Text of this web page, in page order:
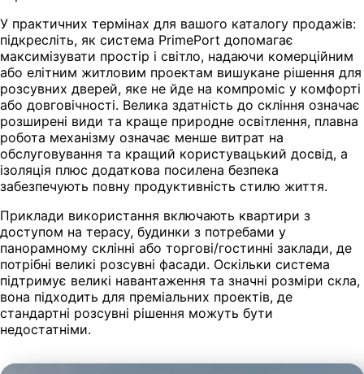
У практичних термінах для вашого каталогу продажів:
підкресліть, як система PrimePort допомагає
максимізувати простір і світло, надаючи комерційним
або елітним житловим проектам вишукане рішення для
розсувних дверей, яке не йде на компроміс у комфорті
або довговічності. Велика здатність до скління означає
розширені види та краще природне освітлення, плавна
робота механізму означає менше витрат на
обслуговування та кращий користувацький досвід, а
ізоляція плюс додаткова посилена безпека
забезпечують повну продуктивність стилю життя.
Приклади використання включають квартири з
доступом на терасу, будинки з потребами у
панорамному склінні або торгові/гостинні заклади, де
потрібні великі розсувні фасади. Оскільки система
підтримує великі навантаження та значні розміри скла,
вона підходить для преміальних проектів, де
стандартні розсувні рішення можуть бути
недостатніми.